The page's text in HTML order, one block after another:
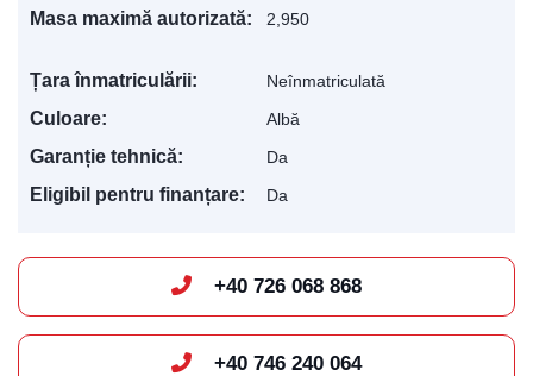
Masa maximă autorizată: 2,950
Țara înmatriculării: Neînmatriculată
Culoare: Albă
Garanție tehnică: Da
Eligibil pentru finanțare: Da
+40 726 068 868
+40 746 240 064